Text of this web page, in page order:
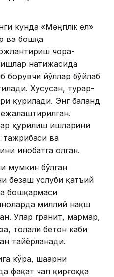
кунда «Мәңгілік ел»
ва бошқа
чора-
натижасида
борувчи йўллар бўйлаб
Хусусан, турар-
қурилади. Энг баланд
қурилиш ишларини
ва
инобатга олган.
мумкин бўлган
безаш услуби қатъий
бошқармаси
миллий нақш
Улар гранит, мармар,
толали бетон каби
тайёрланади.
кўра, шаҳарни
фақат чап қирғоққа